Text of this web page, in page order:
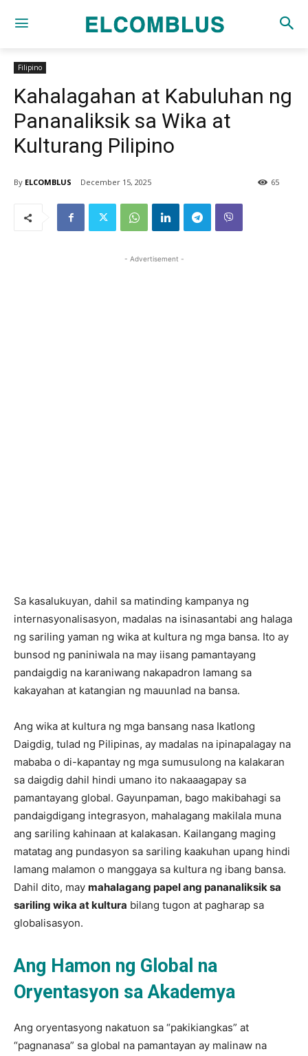
Filipino
Kahalagahan at Kabuluhan ng
Pananaliksik sa Wika at
Kulturang Pilipino
By ELCOMBLUS December 15, 2025 65
- Advertisement -
Sa kasalukuyan, dahil sa matinding kampanya ng
internasyonalisasyon, madalas na isinasantabi ang halaga
ng sariling yaman ng wika at kultura ng mga bansa. Ito ay
bunsod ng paniniwala na may iisang pamantayang
pandaigdig na karaniwang nakapadron lamang sa
kakayahan at katangian ng mauunlad na bansa.
Ang wika at kultura ng mga bansang nasa Ikatlong
Daigdig, tulad ng Pilipinas, ay madalas na ipinapalagay na
mababa o di-kapantay ng mga sumusulong na kalakaran
sa daigdig dahil hindi umano ito nakaaagapay sa
pamantayang global. Gayunpaman, bago makibahagi sa
pandaigdigang integrasyon, mahalagang makilala muna
ang sariling kahinaan at kalakasan. Kailangang maging
matatag ang pundasyon sa sariling kaakuhan upang hindi
lamang malamon o manggaya sa kultura ng ibang bansa.
Dahil dito, may mahalagang papel ang pananaliksik sa
sariling wika at kultura bilang tugon at pagharap sa
globalisasyon.
Ang Hamon ng Global na
Oryentasyon sa Akademya
Ang oryentasyong nakatuon sa “pakikiangkas” at
“pagnanasa” sa global na pamantayan ay malinaw na